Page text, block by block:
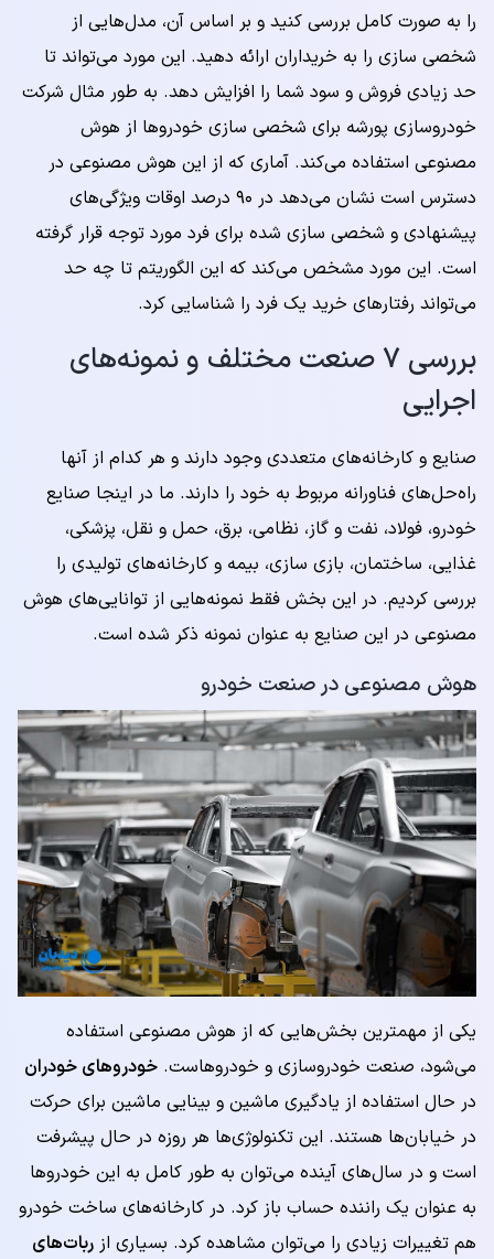
را به صورت کامل بررسی کنید و بر اساس آن، مدل‌هایی از
شخصی سازی را به خریداران ارائه دهید. این مورد می‌تواند تا
حد زیادی فروش و سود شما را افزایش دهد. به طور مثال شرکت
خودروسازی پورشه برای شخصی سازی خودروها از هوش
مصنوعی استفاده می‌کند. آماری که از این هوش مصنوعی در
دسترس است نشان می‌دهد در ۹۰ درصد اوقات ویژگی‌های
پیشنهادی و شخصی سازی شده برای فرد مورد توجه قرار گرفته
است. این مورد مشخص می‌کند که این الگوریتم تا چه حد
می‌تواند رفتارهای خرید یک فرد را شناسایی کرد.
بررسی ۷ صنعت مختلف و نمونه‌های
اجرایی
صنایع و کارخانه‌های متعددی وجود دارند و هر کدام از آنها
راه‌حل‌های فناورانه مربوط به خود را دارند. ما در اینجا صنایع
خودرو، فولاد، نفت و گاز، نظامی، برق، حمل و نقل، پزشکی،
غذایی، ساختمان، بازی سازی، بیمه و کارخانه‌های تولیدی را
بررسی کردیم. در این بخش فقط نمونه‌هایی از توانایی‌های هوش
مصنوعی در این صنایع به عنوان نمونه ذکر شده است.
هوش مصنوعی در صنعت خودرو
یکی از مهمترین بخش‌هایی که از هوش مصنوعی استفاده
می‌شود، صنعت خودروسازی و خودروهاست. خودروهای خودران
در حال استفاده از یادگیری ماشین و بینایی ماشین برای حرکت
در خیابان‌ها هستند. این تکنولوژی‌ها هر روزه در حال پیشرفت
است و در سال‌های آینده می‌توان به طور کامل به این خودروها
به عنوان یک راننده حساب باز کرد. در کارخانه‌های ساخت خودرو
هم تغییرات زیادی را می‌توان مشاهده کرد. بسیاری از ربات‌های